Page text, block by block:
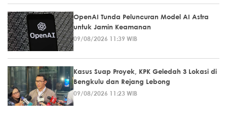
OpenAI Tunda Peluncuran Model AI Astra
untuk Jamin Keamanan
09/08/2026 11:39 WIB
Kasus Suap Proyek, KPK Geledah 3 Lokasi di
Bengkulu dan Rejang Lebong
09/08/2026 11:23 WIB